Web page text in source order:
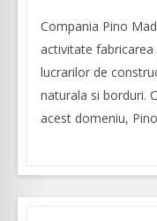
Compania Pino
activitate
lucrarilor de
naturala si borduri.
acest domeniu,